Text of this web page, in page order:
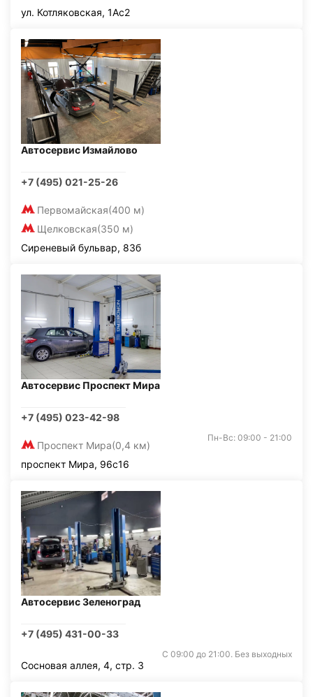
ул. Котляковская, 1Ас2
Автосервис Измайлово
+7 (495) 021-25-26
Первомайская(400 м)
Щелковская(350 м)
Сиреневый бульвар, 83б
Автосервис Проспект Мира
+7 (495) 023-42-98
Проспект Мира(0,4 км)
Пн-Вс: 09:00 - 21:00
проспект Мира, 96с16
Автосервис Зеленоград
+7 (495) 431-00-33
С 09:00 до 21:00. Без выходных
Сосновая аллея, 4, стр. 3